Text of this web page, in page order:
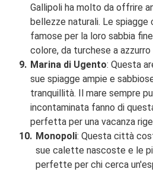
Gallipoli ha molto da offrire
bellezze naturali. Le spiagge
famose per la loro sabbia
colore, da turchese a
Marina di Ugento: Questa
sue spiagge ampie e
tranquillità. Il mare sempre
incontaminata fanno di
perfetta per una vacanza
Monopoli: Questa città
sue calette nascoste e le
perfette per chi cerca